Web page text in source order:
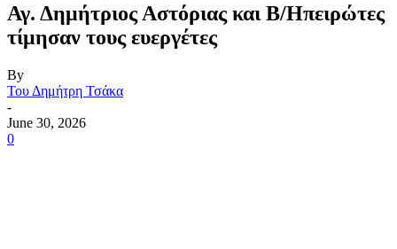
Αγ. Δημήτριος Αστόριας και Β/Ηπειρώτες
τίμησαν τους ευεργέτες
By
Του Δημήτρη Τσάκα
-
June 30, 2026
0